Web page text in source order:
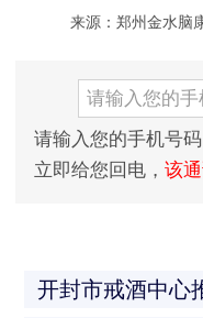
来源：郑州金水脑
请输入您的手机号
立即给您回电， 该
开封市戒酒中心